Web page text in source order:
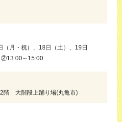
月・祝）、18日（土）、19日
②13:00～15:00
2階 大階段上踊り場(丸亀市)